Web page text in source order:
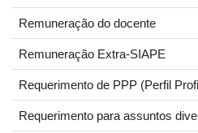
Remuneração do docente
Remuneração Extra-SIAPE
Requerimento de PPP (Perfil
Requerimento para assuntos